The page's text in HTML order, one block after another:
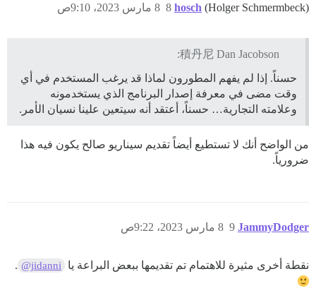
hosch (Holger Schmermbeck) 8 مارس 2023، 9:10ص 8
積丹尼 Dan Jacobson:
حسناً. إذا لم يفهم المطورون لماذا قد يرغب المستخدم في أي
وقت مضى في معرفة إصدار البرنامج الذي يستخدمونه
وعلامته التجارية… حسناً، أعتقد أنه سيتعين علينا نسيان الأمر.
من الواضح أنك لا تستطيع أيضاً تقديم سيناريو صالح يكون فيه هذا
ضرورياً.
JammyDodger 8 مارس 2023، 9:22ص 9
نقطة أخرى مثيرة للاهتمام تم تقديمها ببعض البراعة يا @jidanni
.